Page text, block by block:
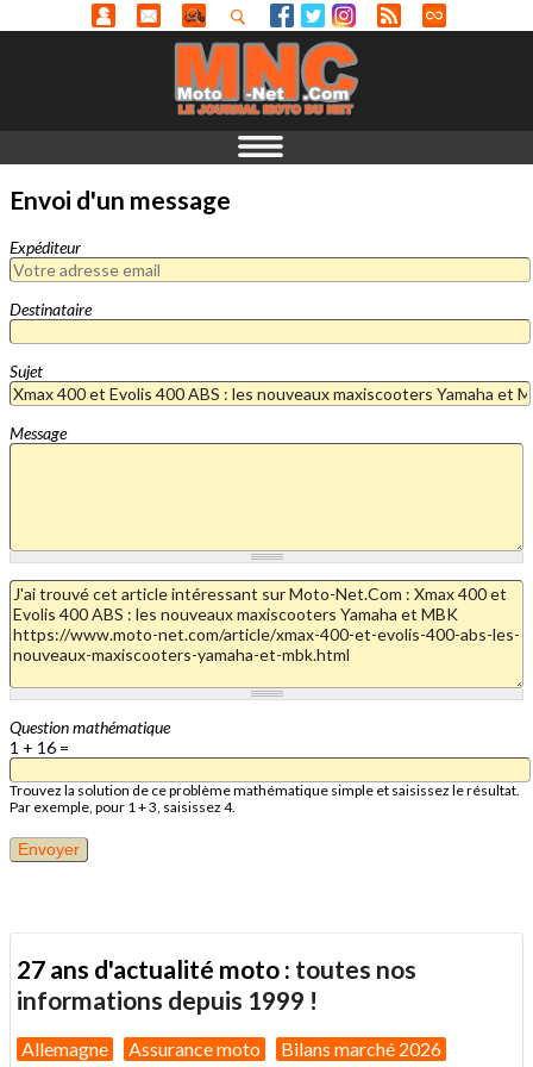
Envoi d'un message
Expéditeur
Destinataire
Sujet
Message
Question mathématique
1 + 16 =
Trouvez la solution de ce problème mathématique simple et saisissez le résultat.
Par exemple, pour 1 + 3, saisissez 4.
27 ans d'actualité moto : toutes nos
informations depuis 1999 !
Allemagne Assurance moto Bilans marché 2026